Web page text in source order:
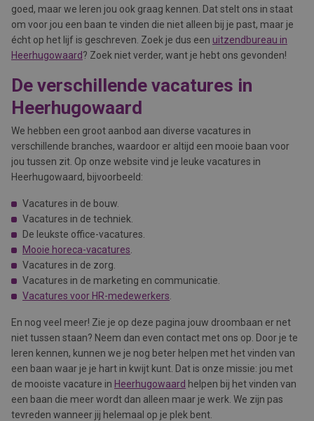
goed, maar we leren jou ook graag kennen. Dat stelt ons in staat
om voor jou een baan te vinden die niet alleen bij je past, maar je
écht op het lijf is geschreven. Zoek je dus een uitzendbureau in
Heerhugowaard? Zoek niet verder, want je hebt ons gevonden!
De verschillende vacatures in
Heerhugowaard
We hebben een groot aanbod aan diverse vacatures in
verschillende branches, waardoor er altijd een mooie baan voor
jou tussen zit. Op onze website vind je leuke vacatures in
Heerhugowaard, bijvoorbeeld:
Vacatures in de bouw.
Vacatures in de techniek.
De leukste office-vacatures.
Mooie horeca-vacatures
Vacatures in de zorg.
Vacatures in de marketing en communicatie.
Vacatures voor HR-medewerkers
En nog veel meer! Zie je op deze pagina jouw droombaan er net
niet tussen staan? Neem dan even contact met ons op. Door je te
leren kennen, kunnen we je nog beter helpen met het vinden van
een baan waar je je hart in kwijt kunt. Dat is onze missie: jou met
de mooiste vacature in Heerhugowaard helpen bij het vinden van
een baan die meer wordt dan alleen maar je werk. We zijn pas
tevreden wanneer jij helemaal op je plek bent.